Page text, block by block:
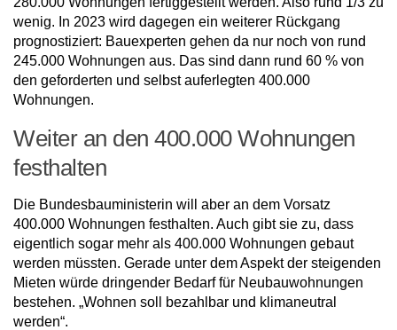
wenig. In 2023 wird dagegen ein weiterer Rückgang
prognostiziert: Bauexperten gehen da nur noch von rund
245.000 Wohnungen aus. Das sind dann rund 60 % von
den geforderten und selbst auferlegten 400.000
Wohnungen.
Weiter an den 400.000 Wohnungen
festhalten
Die Bundesbauministerin will aber an dem Vorsatz
400.000 Wohnungen festhalten. Auch gibt sie zu, dass
eigentlich sogar mehr als 400.000 Wohnungen gebaut
werden müssten. Gerade unter dem Aspekt der steigenden
Mieten würde dringender Bedarf für Neubauwohnungen
bestehen. „Wohnen soll bezahlbar und klimaneutral
werden“.